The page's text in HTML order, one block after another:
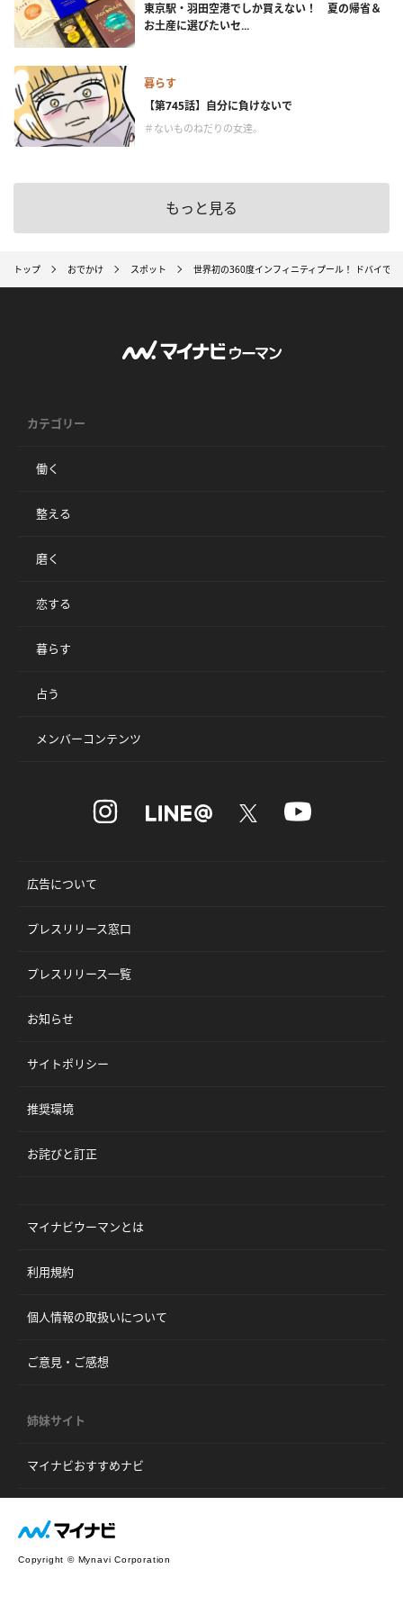
東京駅・羽田空港でしか買えない！ 夏の帰省＆
お土産に選びたいセ...
暮らす
【第745話】自分に負けないで
＃ないものねだりの女達。
もっと見る
トップ おでかけ スポット 世界初の360度インフィニティプール！ ドバイで
カテゴリー
働く
整える
磨く
恋する
暮らす
占う
メンバーコンテンツ
広告について
プレスリリース窓口
プレスリリース一覧
お知らせ
サイトポリシー
推奨環境
お詫びと訂正
マイナビウーマンとは
利用規約
個人情報の取扱いについて
ご意見・ご感想
姉妹サイト
マイナビおすすめナビ
Copyright © Mynavi Corporation